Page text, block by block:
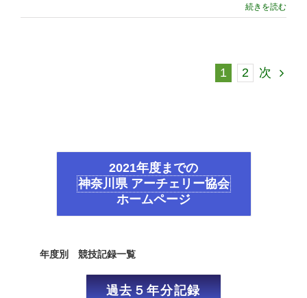
続きを読む
1 2 次
2021年度までの
神奈川県 アーチェリー協会
ホームページ
年度別 競技記録一覧
過去５年分記録